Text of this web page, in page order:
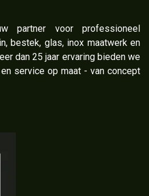
partner voor professioneel
bestek, glas, inox maatwerk en
dan 25 jaar ervaring bieden we
service op maat - van concept